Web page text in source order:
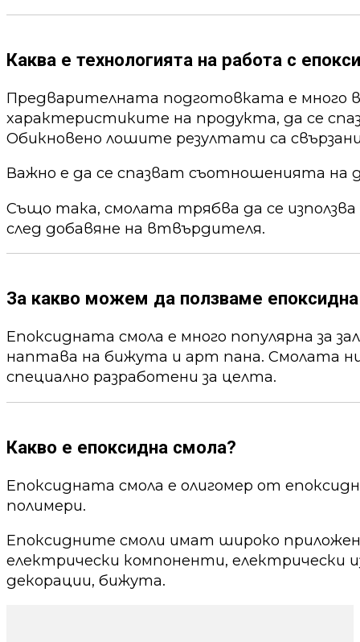
Каква е технологията на работа с
Предварителната подготовката е много
характеристиките на продукта, да се
Обикновено лошите резултати са
Важно е да се спазват съотношенията на
Също така, смолата трябва да се
след добавяне на втвърдителя.
За какво можем да ползваме
Епоксидната смола е много популярна за
наптава на бижута и арт пана. Смолата
специално разработени за целта.
Какво е епоксидна смола?
Епоксидната смола е олигомер от
полимери.
Епоксидните смоли имат широко
електрически компоненти, електрически
декорации, бижута.